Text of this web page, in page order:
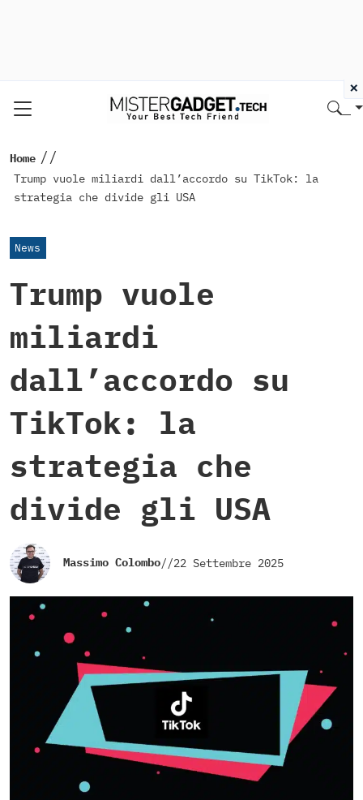
Home //
Trump vuole miliardi dall’accordo su TikTok: la
strategia che divide gli USA
News
Trump vuole
miliardi
dall’accordo su
TikTok: la
strategia che
divide gli USA
Massimo Colombo//22 Settembre 2025
×